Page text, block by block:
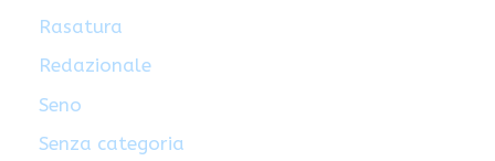
Rasatura
Redazionale
Seno
Senza categoria